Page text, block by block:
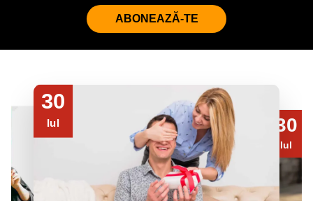
ABONEAZĂ-TE
30
Iul 30
Iul